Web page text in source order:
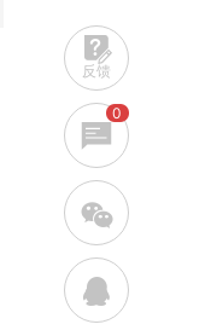
反馈
0
w
q